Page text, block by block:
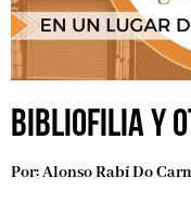
BIBLIOFILIA Y
Por:Alonso Rabí Do